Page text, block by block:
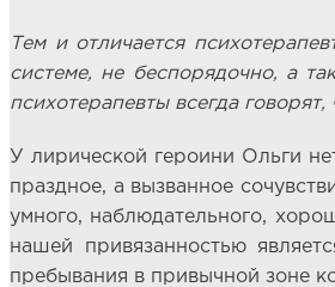
Тем и отличается
системе, не беспорядочно, а
психотерапевты всегда
У лирической героини Ольги
праздное, а вызванное
умного, наблюдательного,
нашей привязанностью
пребывания в привычной зоне